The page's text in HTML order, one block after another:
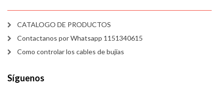
CATALOGO DE PRODUCTOS
Contactanos por Whatsapp 1151340615
Como controlar los cables de bujías
Síguenos